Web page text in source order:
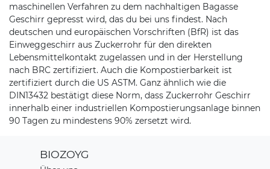
maschinellen Verfahren zu dem nachhaltigen Bagasse
Geschirr gepresst wird, das du bei uns findest. Nach
deutschen und europäischen Vorschriften (BfR) ist das
Einweggeschirr aus Zuckerrohr für den direkten
Lebensmittelkontakt zugelassen und in der Herstellung
nach BRC zertifiziert. Auch die Kompostierbarkeit ist
zertifiziert durch die US ASTM. Ganz ähnlich wie die
DIN13432 bestätigt diese Norm, dass Zuckerrohr Geschirr
innerhalb einer industriellen Kompostierungsanlage binnen
90 Tagen zu mindestens 90% zersetzt wird.
BIOZOYG